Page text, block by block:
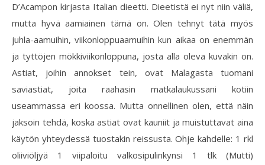
D’Acampon kirjasta Italian dieetti. Dieetistä ei nyt niin väliä,
mutta hyvä aamiainen tämä on. Olen tehnyt tätä myös
juhla-aamuihin, viikonloppuaamuihin kun aikaa on enemmän
ja tyttöjen mökkiviikonloppuna, josta alla oleva kuvakin on.
Astiat, joihin annokset tein, ovat Malagasta tuomani
saviastiat, joita raahasin matkalaukussani kotiin
useammassa eri koossa. Mutta onnellinen olen, että näin
jaksoin tehdä, koska astiat ovat kauniit ja muistuttavat aina
käytön yhteydessä tuostakin reissusta. Ohje kahdelle: 1 rkl
oliiviöljyä 1 viipaloitu valkosipulinkynsi 1 tlk (Mutti)